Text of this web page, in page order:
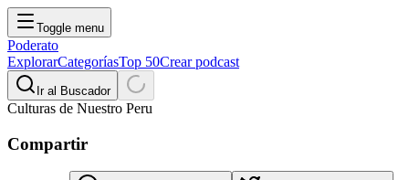
Toggle menu
Poderato
ExplorarCategoríasTop 50Crear podcast
Ir al Buscador
Culturas de Nuestro Peru
Compartir